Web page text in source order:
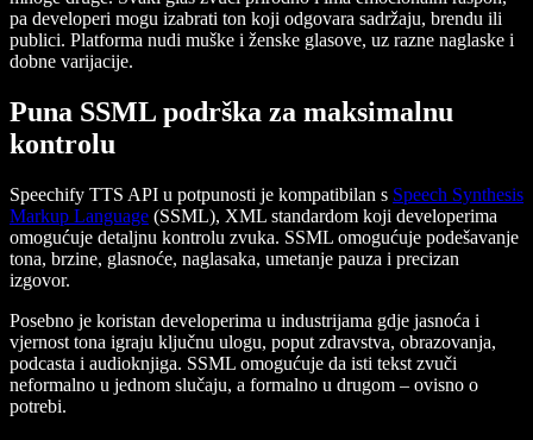
pa developeri mogu izabrati ton koji odgovara sadržaju, brendu ili
publici. Platforma nudi muške i ženske glasove, uz razne naglaske i
dobne varijacije.
Puna SSML podrška za maksimalnu
kontrolu
Speechify TTS API u potpunosti je kompatibilan s Speech Synthesis
Markup Language (SSML), XML standardom koji developerima
omogućuje detaljnu kontrolu zvuka. SSML omogućuje podešavanje
tona, brzine, glasnoće, naglasaka, umetanje pauza i precizan
izgovor.
Posebno je koristan developerima u industrijama gdje jasnoća i
vjernost tona igraju ključnu ulogu, poput zdravstva, obrazovanja,
podcasta i audioknjiga. SSML omogućuje da isti tekst zvuči
neformalno u jednom slučaju, a formalno u drugom – ovisno o
potrebi.